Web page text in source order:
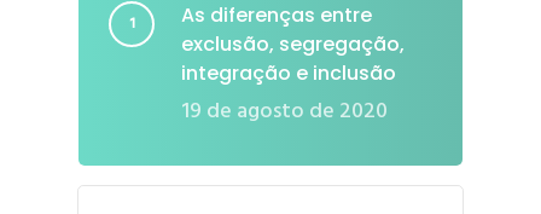
As diferenças entre
exclusão, segregação,
integração e inclusão
19 de agosto de 2020